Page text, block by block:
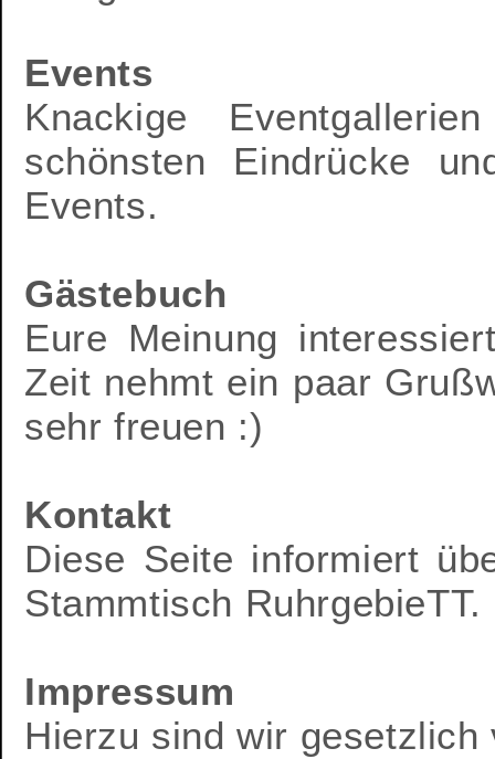
Events
Knackige
schönsten Eindrücke
Events.
Gästebuch
Eure Meinung
Zeit nehmt ein paar
sehr freuen :)
Kontakt
Diese Seite informiert
Stammtisch RuhrgebieTT.
Impressum
Hierzu sind wir gesetzlich